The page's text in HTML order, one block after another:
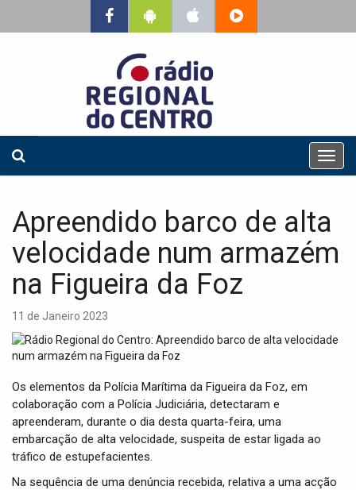
T
o
l
a
Apreendido barco de alta
velocidade num armazém
na Figueira da Foz
11 de Janeiro 2023
Os elementos da Polícia Marítima da Figueira da Foz, em
colaboração com a Polícia Judiciária, detectaram e
apreenderam, durante o dia desta quarta-feira, uma
embarcação de alta velocidade, suspeita de estar ligada ao
tráfico de estupefacientes.
Na sequência de uma denúncia recebida, relativa a uma acção